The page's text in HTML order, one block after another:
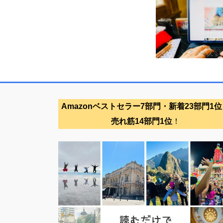
Amazonベストセラー7部門・新着23部門1
売れ筋14部門1位！